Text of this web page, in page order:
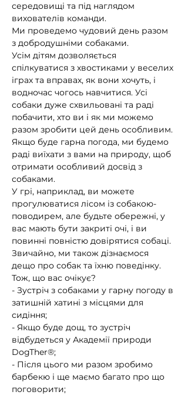
середовищі та під наглядом
вихователів команди.
Ми проведемо чудовий день разом
з добродушніми собаками.
Усім дітям дозволяється
спілкуватися з хвостиками у веселих
іграх та вправах, як вони хочуть, і
водночас чогось навчитися. Усі
собаки дуже схвильовані та раді
побачити, хто ви і як ми можемо
разом зробити цей день особливим.
Якщо буде гарна погода, ми будемо
раді виїхати з вами на природу, щоб
отримати особливий досвід з
собаками.
У грі, наприклад, ви можете
прогулюватися лісом із собакою-
поводирем, але будьте обережні, у
вас мають бути закриті очі, і ви
повинні повністю довірятися собаці.
Звичайно, ми також дізнаємося
дещо про собак та їхню поведінку.
Тож, що вас очікує?
- Зустріч з собаками у гарну погоду в
затишній хатині з місцями для
сидіння;
- Якщо буде дощ, то зустріч
відбудеться у Академії природи
DogTher®;
- Після цього ми разом зробимо
барбекю і ще маємо багато про що
поговорити;